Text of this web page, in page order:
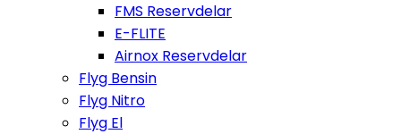
FMS Reservdelar
E-FLITE
Airnox Reservdelar
Flyg Bensin
Flyg Nitro
Flyg El